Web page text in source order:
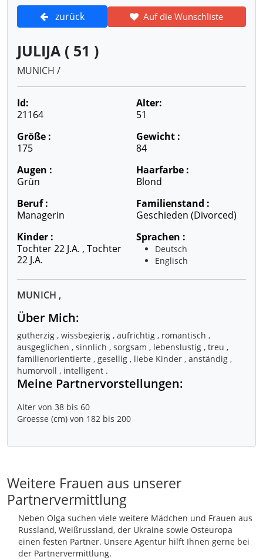
zurück Auf die Wunschliste
JULIJA ( 51 )
MUNICH /
Id:
21164
Alter:
51
Größe :
175
Gewicht :
84
Augen :
Grün
Haarfarbe :
Blond
Beruf :
Managerin
Familienstand :
Geschieden (divorced)
Kinder :
Tochter 22 J.a. , Tochter
22 J.a.
Sprachen :
Deutsch
Englisch
MUNICH ,
Über Mich:
gutherzig , wissbegierig , aufrichtig , romantisch ,
ausgeglichen , sinnlich , sorgsam , lebenslustig , treu ,
familienorientierte , gesellig , liebe Kinder , anständig ,
humorvoll , intelligent .
Meine Partnervorstellungen:
Alter von 38 bis 60
Groesse (cm) von 182 bis 200
Weitere Frauen aus unserer
Partnervermittlung
Neben Olga suchen viele weitere Mädchen und Frauen aus
Russland, Weißrussland, der Ukraine sowie Osteuropa
einen festen Partner. Unsere Agentur hilft Ihnen gerne bei
der Partnervermittlung.